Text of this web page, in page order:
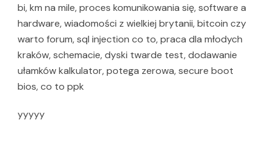
bi, km na mile, proces komunikowania się, software a
hardware, wiadomości z wielkiej brytanii, bitcoin czy
warto forum, sql injection co to, praca dla młodych
kraków, schemacie, dyski twarde test, dodawanie
ułamków kalkulator, potega zerowa, secure boot
bios, co to ppk
yyyyy